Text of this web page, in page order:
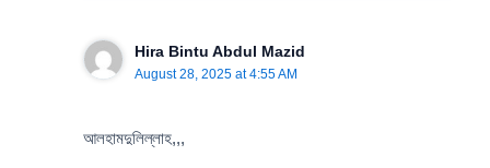
Hira Bintu Abdul Mazid
August 28, 2025 at 4:55 AM
আলহামদুলিল্লাহ,,,